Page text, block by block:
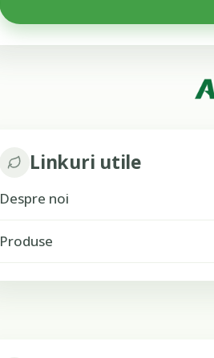
Linkuri utile
Despre noi
Produse